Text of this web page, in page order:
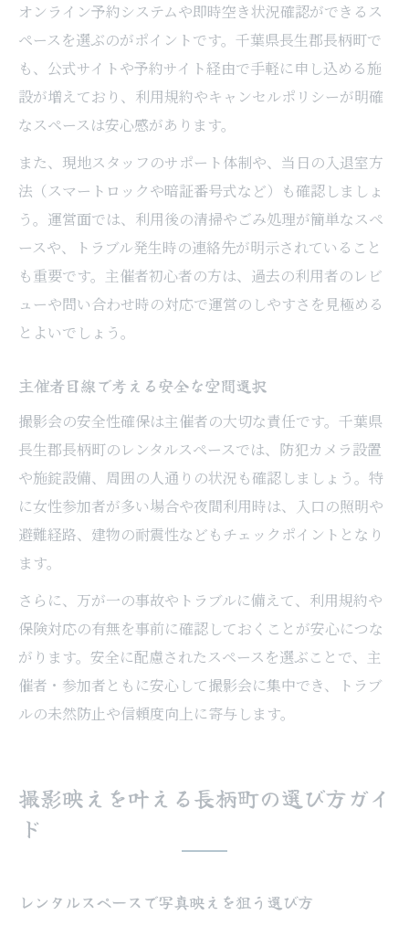
オンライン予約システムや即時空き状況確認ができるス
ペースを選ぶのがポイントです。千葉県長生郡長柄町で
も、公式サイトや予約サイト経由で手軽に申し込める施
設が増えており、利用規約やキャンセルポリシーが明確
なスペースは安心感があります。
また、現地スタッフのサポート体制や、当日の入退室方
法（スマートロックや暗証番号式など）も確認しましょ
う。運営面では、利用後の清掃やごみ処理が簡単なスペ
ースや、トラブル発生時の連絡先が明示されていること
も重要です。主催者初心者の方は、過去の利用者のレビ
ューや問い合わせ時の対応で運営のしやすさを見極める
とよいでしょう。
主催者目線で考える安全な空間選択
撮影会の安全性確保は主催者の大切な責任です。千葉県
長生郡長柄町のレンタルスペースでは、防犯カメラ設置
や施錠設備、周囲の人通りの状況も確認しましょう。特
に女性参加者が多い場合や夜間利用時は、入口の照明や
避難経路、建物の耐震性などもチェックポイントとなり
ます。
さらに、万が一の事故やトラブルに備えて、利用規約や
保険対応の有無を事前に確認しておくことが安心につな
がります。安全に配慮されたスペースを選ぶことで、主
催者・参加者ともに安心して撮影会に集中でき、トラブ
ルの未然防止や信頼度向上に寄与します。
撮影映えを叶える長柄町の選び方ガイ
ド
レンタルスペースで写真映えを狙う選び方